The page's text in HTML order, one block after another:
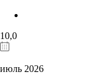
10,0
июль 2026